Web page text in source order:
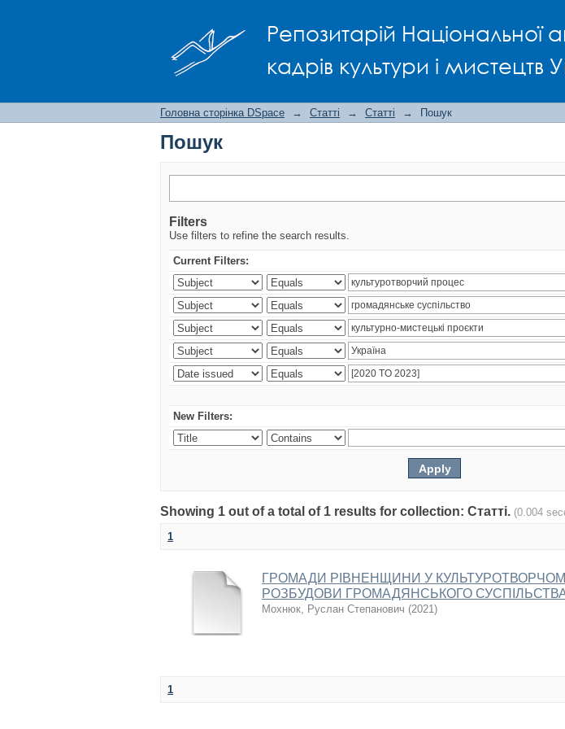
Репозитарій Національної
кадрів культури і мистецтв
Головна сторінка DSpace → Статті → Статті → Пошук
Пошук
Filters
Use filters to refine the search results.
Current Filters:
New Filters:
Showing 1 out of a total of 1 results for collection: Статті. (0.004
1
ГРОМАДИ РІВНЕНЩИНИ У
РОЗБУДОВИ ГРОМАДЯНСЬКОГО СУСПІЛЬСТВА
Мохнюк, Руслан Степанович (2021)
1